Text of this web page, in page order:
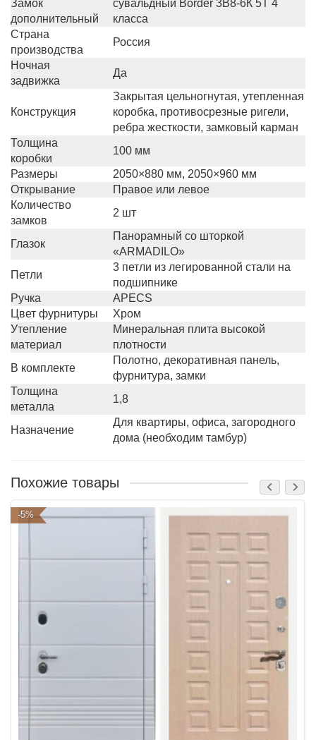
Замок
дополнительный
сувальдный Border 3В8-6К 5Т 4
класса
Страна
производства
Россия
Ночная
задвижка
Да
Конструкция
Закрытая цельногнутая, утепленная
коробка, противосрезные ригели,
ребра жесткости, замковый карман
Толщина
коробки
100 мм
Размеры
2050×880 мм, 2050×960 мм
Открывание
Правое или левое
Количество
замков
2 шт
Глазок
Панорамный со шторкой
«ARMADILO»
Петли
3 петли из легированной стали на
подшипнике
Ручка
APECS
Цвет фурнитуры
Хром
Утепление
материал
Минеральная плита высокой
плотности
В комплекте
Полотно, декоративная панель,
фурнитура, замки
Толщина
металла
1,8
Назначение
Для квартиры, офиса, загородного
дома (необходим тамбур)
Похожие товары
-5%